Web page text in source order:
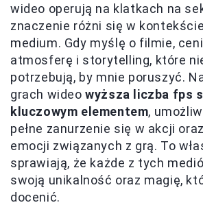
wideo operują na klatkach na
znaczenie różni się w
medium. Gdy myślę o filmie,
atmosferę i storytelling, które
potrzebują, by mnie poruszyć.
grach wideowyższa liczba fps
kluczowym elementem,
pełne zanurzenie się w akcji
emocji związanych z grą. To
sprawiają, że każde z tych
swoją unikalność oraz magię,
docenić.